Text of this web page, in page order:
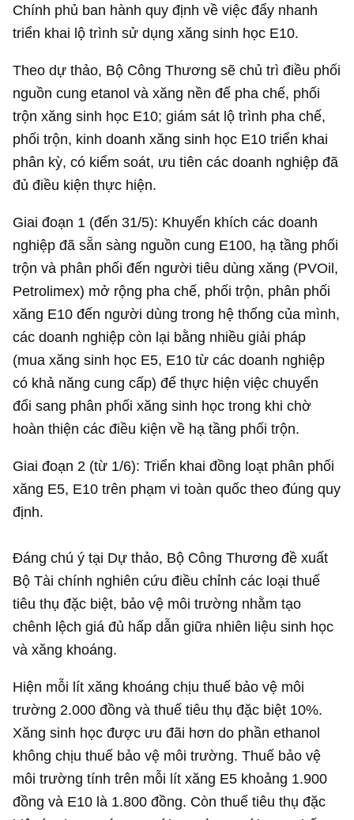
Chính phủ ban hành quy định về việc đẩy nhanh
triển khai lộ trình sử dụng xăng sinh học E10.
Theo dự thảo, Bộ Công Thương sẽ chủ trì điều phối
nguồn cung etanol và xăng nền để pha chế, phối
trộn xăng sinh học E10; giám sát lộ trình pha chế,
phối trộn, kinh doanh xăng sinh học E10 triển khai
phân kỳ, có kiểm soát, ưu tiên các doanh nghiệp đã
đủ điều kiện thực hiện.
Giai đoạn 1 (đến 31/5): Khuyến khích các doanh
nghiệp đã sẵn sàng nguồn cung E100, hạ tầng phối
trộn và phân phối đến người tiêu dùng xăng (PVOil,
Petrolimex) mở rộng pha chế, phối trộn, phân phối
xăng E10 đến người dùng trong hệ thống của mình,
các doanh nghiệp còn lại bằng nhiều giải pháp
(mua xăng sinh học E5, E10 từ các doanh nghiệp
có khả năng cung cấp) để thực hiện việc chuyển
đổi sang phân phối xăng sinh học trong khi chờ
hoàn thiện các điều kiện về hạ tầng phối trộn.
Giai đoạn 2 (từ 1/6): Triển khai đồng loạt phân phối
xăng E5, E10 trên phạm vi toàn quốc theo đúng quy
định.
Đáng chú ý tại Dự thảo, Bộ Công Thương đề xuất
Bộ Tài chính nghiên cứu điều chỉnh các loại thuế
tiêu thụ đặc biệt, bảo vệ môi trường nhằm tạo
chênh lệch giá đủ hấp dẫn giữa nhiên liệu sinh học
và xăng khoáng.
Hiện mỗi lít xăng khoáng chịu thuế bảo vệ môi
trường 2.000 đồng và thuế tiêu thụ đặc biệt 10%.
Xăng sinh học được ưu đãi hơn do phần ethanol
không chịu thuế bảo vệ môi trường. Thuế bảo vệ
môi trường tính trên mỗi lít xăng E5 khoảng 1.900
đồng và E10 là 1.800 đồng. Còn thuế tiêu thụ đặc